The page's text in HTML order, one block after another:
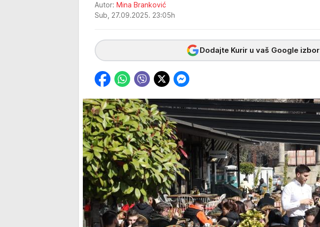
Autor: Mina Branković
Sub, 27.09.2025. 23:05h
Dodajte Kurir u vaš Google izbor